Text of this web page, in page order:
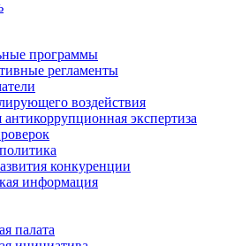
программы
регламенты
воздействия
экспертиза
конкуренции
информация
палата